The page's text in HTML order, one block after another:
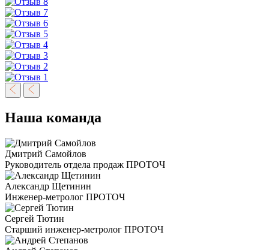
Наша команда
Дмитрий Самойлов
Руководитель отдела продаж ПРОТОЧ
Александр Щетинин
Инженер-метролог ПРОТОЧ
Сергей Тютин
Старший инженер-метролог ПРОТОЧ